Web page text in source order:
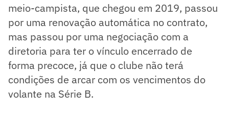
meio-campista, que chegou em 2019, passou
por uma renovação automática no contrato,
mas passou por uma negociação com a
diretoria para ter o vínculo encerrado de
forma precoce, já que o clube não terá
condições de arcar com os vencimentos do
volante na Série B.